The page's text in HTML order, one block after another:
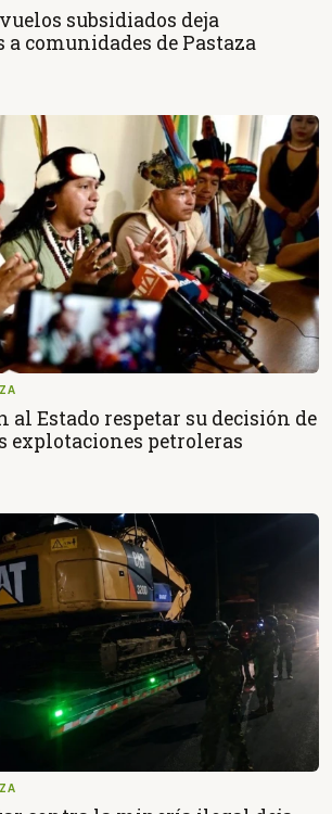
subsidiados deja
comunidades de Pastaza
al Estado respetar su decisión de
explotaciones petroleras